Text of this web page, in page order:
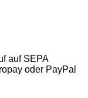
auf SEPA
oder PayPal